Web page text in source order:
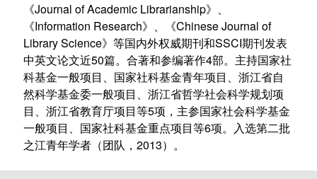
《Journal of Academic Librarianship》、
《Information Research》、《Chinese Journal of
Library Science》等国内外权威期刊和SSCI期刊发表
中英文论文近50篇。合著和参编著作4部。主持国家社
科基金一般项目、国家社科基金青年项目、浙江省自
然科学基金委一般项目、浙江省哲学社会科学规划项
目、浙江省教育厅项目等5项，主参国家社会科学基金
一般项目、国家社科基金重点项目等6项。入选第二批
之江青年学者（团队，2013）。